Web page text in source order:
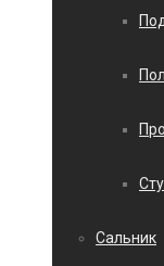
Сальник